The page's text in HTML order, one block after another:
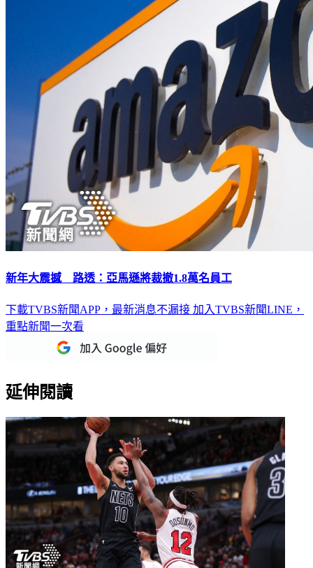
新年大震撼 路透：亞馬遜將裁撤1.8萬名員工
下載TVBS新聞APP，最新消息不漏接 加入TVBS新聞LINE，
重點新聞一次看
延伸閱讀